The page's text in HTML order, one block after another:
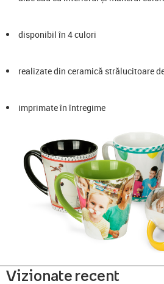
disponibil în 4 culori
realizate din ceramică strălucitoare
imprimate în întregime
Vizionate recent